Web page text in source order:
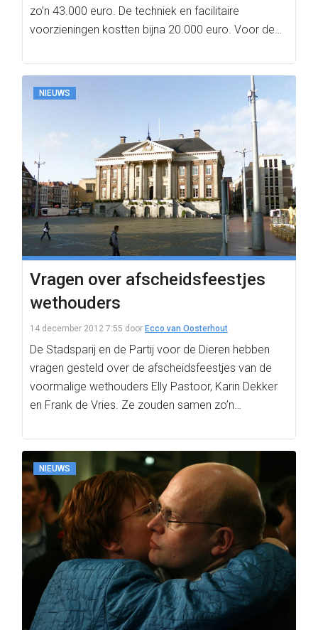
zo’n 43.000 euro. De techniek en facilitaire
voorzieningen kostten bijna 20.000 euro. Voor de…
NIEUWS
Vragen over afscheidsfeestjes
wethouders
14 december 2012 7:55 door Ecco van Oosterhout
De Stadsparij en de Partij voor de Dieren hebben
vragen gesteld over de afscheidsfeestjes van de
voormalige wethouders Elly Pastoor, Karin Dekker
en Frank de Vries. Ze zouden samen zo’n…
NIEUWS